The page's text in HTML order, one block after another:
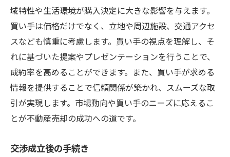
域特性や生活環境が購入決定に大きな影響を与えます。
買い手は価格だけでなく、立地や周辺施設、交通アクセ
スなども慎重に考慮します。買い手の視点を理解し、そ
れに基づいた提案やプレゼンテーションを行うことで、
成約率を高めることができます。また、買い手が求める
情報を提供することで信頼関係が築かれ、スムーズな取
引が実現します。市場動向や買い手のニーズに応えるこ
とが不動産売却の成功への道です。
交渉成立後の手続き